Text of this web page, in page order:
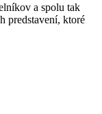
a spolu tak
predstavení, ktoré